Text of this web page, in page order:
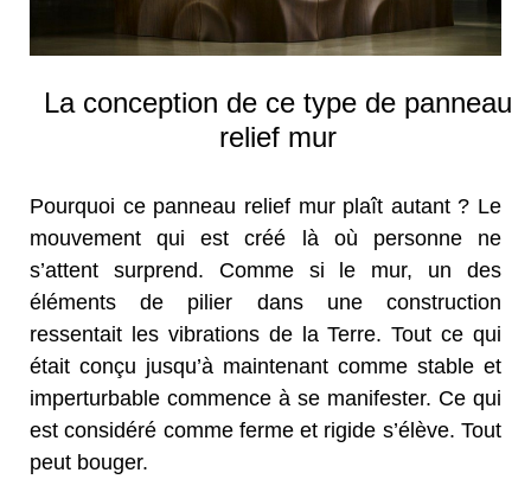
La conception de ce type de panneau
relief mur
Pourquoi ce panneau relief mur plaît autant ? Le
mouvement qui est créé là où personne ne
s’attent surprend. Comme si le mur, un des
éléments de pilier dans une construction
ressentait les vibrations de la Terre. Tout ce qui
était conçu jusqu’à maintenant comme stable et
imperturbable commence à se manifester. Ce qui
est considéré comme ferme et rigide s’élève. Tout
peut bouger.